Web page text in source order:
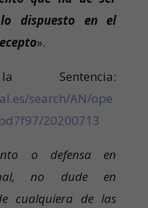
dispuesto en el
».
search/AN/ope
20200713
o defensa en
no dude en
cualquiera de las